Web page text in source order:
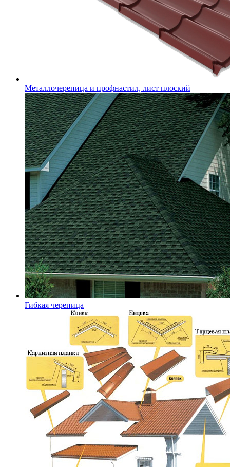
Металлочерепица и профнастил, лист плоский
Гибкая черепица